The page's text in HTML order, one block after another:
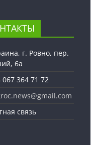
г. Ровно, пер.
6а
067 364 71 72
связь